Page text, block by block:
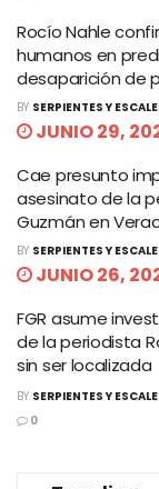
Rocío Nahle
humanos en
desaparición de
BY SERPIENTES Y
JUNIO 29,
Cae presunto
asesinato de la
Guzmán en
BY SERPIENTES Y
JUNIO 26,
FGR asume
de la periodista
sin ser localizada
BY SERPIENTES Y
0